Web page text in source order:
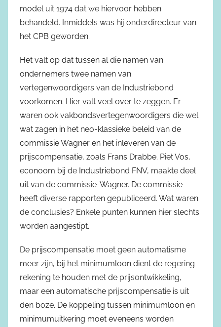
model uit 1974 dat we hiervoor hebben
behandeld. Inmiddels was hij onderdirecteur van
het CPB geworden.
Het valt op dat tussen al die namen van
ondernemers twee namen van
vertegenwoordigers van de Industriebond
voorkomen. Hier valt veel over te zeggen. Er
waren ook vakbondsvertegenwoordigers die wel
wat zagen in het neo-klassieke beleid van de
commissie Wagner en het inleveren van de
prijscompensatie, zoals Frans Drabbe. Piet Vos,
econoom bij de Industriebond FNV, maakte deel
uit van de commissie-Wagner. De commissie
heeft diverse rapporten gepubliceerd. Wat waren
de conclusies? Enkele punten kunnen hier slechts
worden aangestipt.
De prijscompensatie moet geen automatisme
meer zijn, bij het minimumloon dient de regering
rekening te houden met de prijsontwikkeling,
maar een automatische prijscompensatie is uit
den boze. De koppeling tussen minimumloon en
minimumuitkering moet eveneens worden